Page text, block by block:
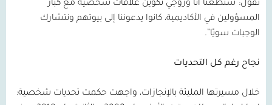
تقول:“ستطعنا أنا وزوجي تكوين علاقات شخصية مع كبار
المسؤولين في الأكاديمية، كانوا يدعوننا إلى بيوتهم ونتشارك
الوجبات سويًا”.
نجاح رغم كل التحديات
خلال مسيرتها المليئة بالإنجازات، واجهت حكمت تحديات شخصية: